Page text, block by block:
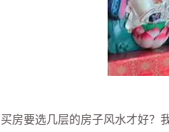
买房要选几层的房子风水才好？